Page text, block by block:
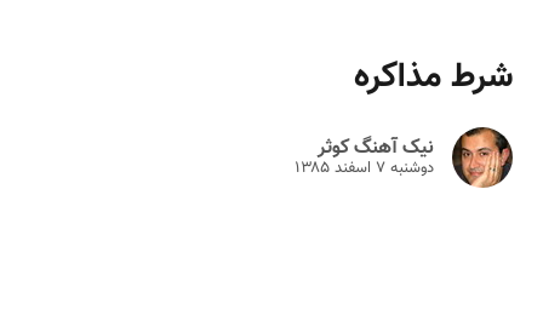
شرط مذاکره
نیک آهنگ کوثر
دوشنبه ۷ اسفند ۱۳۸۵